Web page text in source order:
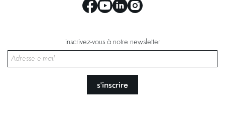
inscrivez-vous à notre newsletter
s'inscrire